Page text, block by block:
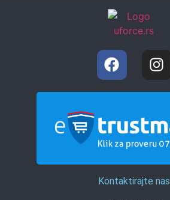
Kontaktirajte nas